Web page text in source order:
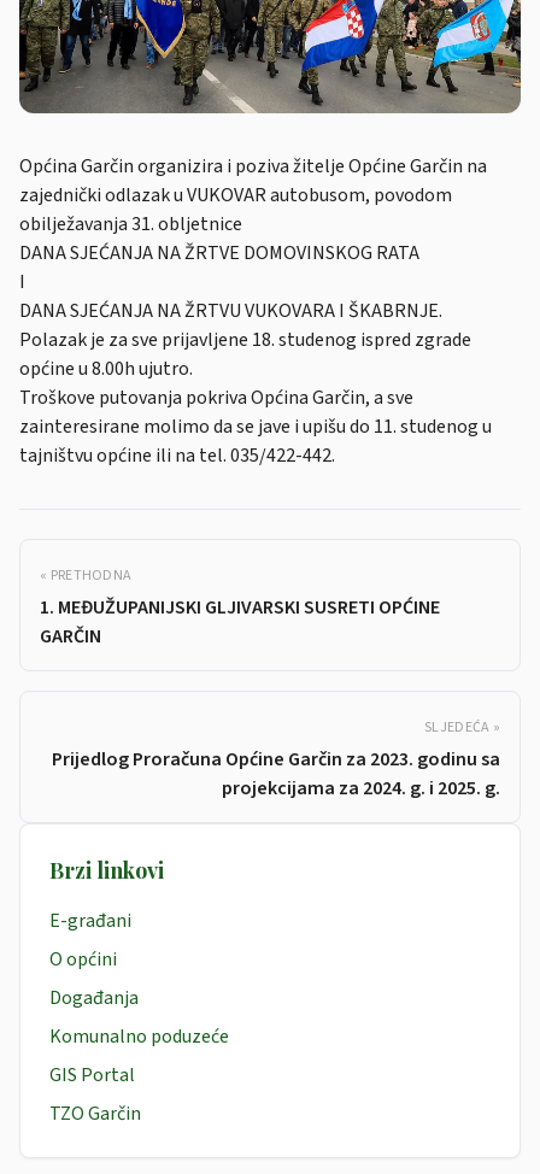
Općina Garčin organizira i poziva žitelje Općine Garčin na
zajednički odlazak u VUKOVAR autobusom, povodom
obilježavanja 31. obljetnice
DANA SJEĆANJA NA ŽRTVE DOMOVINSKOG RATA
I
DANA SJEĆANJA NA ŽRTVU VUKOVARA I ŠKABRNJE.
Polazak je za sve prijavljene 18. studenog ispred zgrade
općine u 8.00h ujutro.
Troškove putovanja pokriva Općina Garčin, a sve
zainteresirane molimo da se jave i upišu do 11. studenog u
tajništvu općine ili na tel. 035/422-442.
« PRETHODNA
1. MEĐUŽUPANIJSKI GLJIVARSKI SUSRETI OPĆINE
GARČIN
SLJEDEĆA »
Prijedlog Proračuna Općine Garčin za 2023. godinu sa
projekcijama za 2024. g. i 2025. g.
Brzi linkovi
E-građani
O općini
Događanja
Komunalno poduzeće
GIS Portal
TZO Garčin